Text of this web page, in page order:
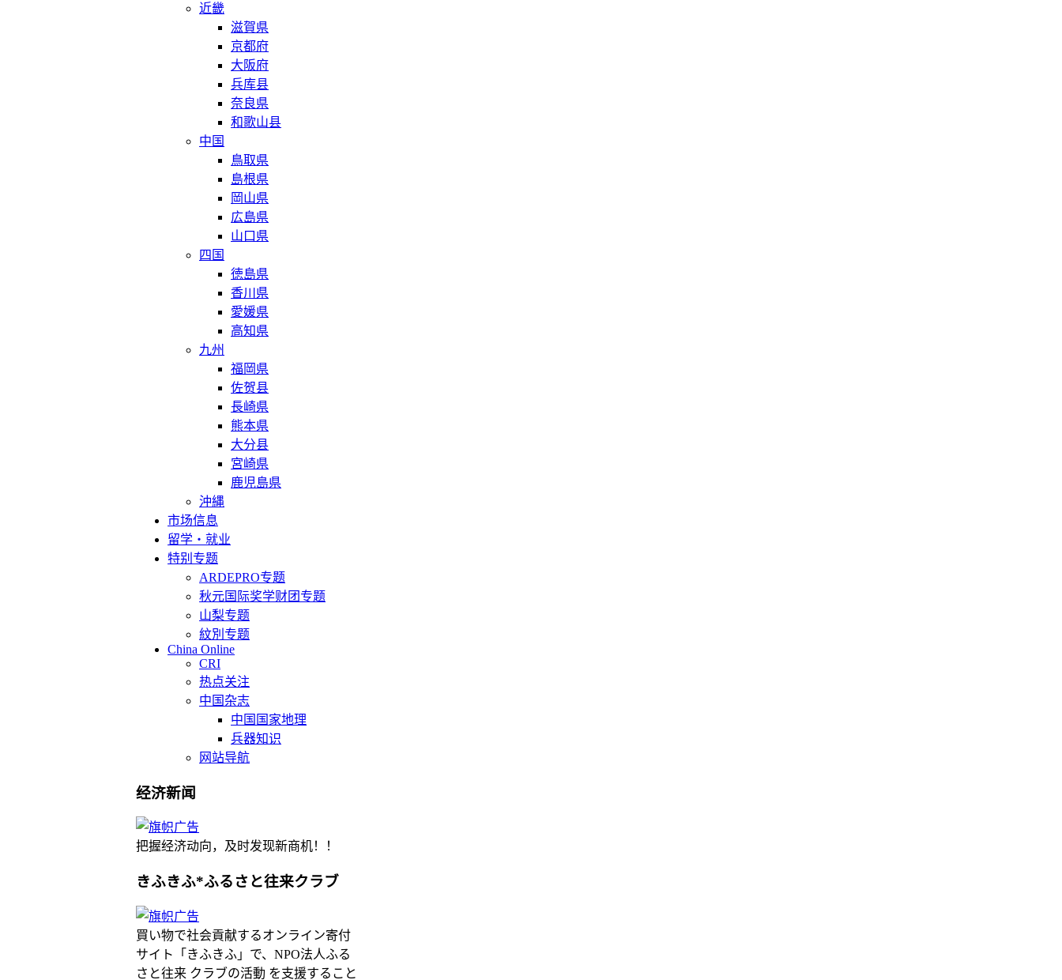
近畿
滋賀県
京都府
大阪府
兵库县
奈良県
和歌山县
中国
鳥取県
島根県
岡山県
広島県
山口県
四国
徳島県
香川県
愛媛県
高知県
九州
福岡県
佐贺县
長崎県
熊本県
大分县
宮崎県
鹿児島県
沖縄
市场信息
留学・就业
特别专题
ARDEPRO专题
秋元国际奖学财团专题
山梨专题
紋別专题
China Online
CRI
热点关注
中国杂志
中国国家地理
兵器知识
网站导航
经济新闻
把握经济动向，及时发现新商机！！
きふきふ*ふるさと往来クラブ
買い物で社会貢献するオンライン寄付
サイト「きふきふ」で、NPO法人ふる
さと往来 クラブの活動 を支援すること